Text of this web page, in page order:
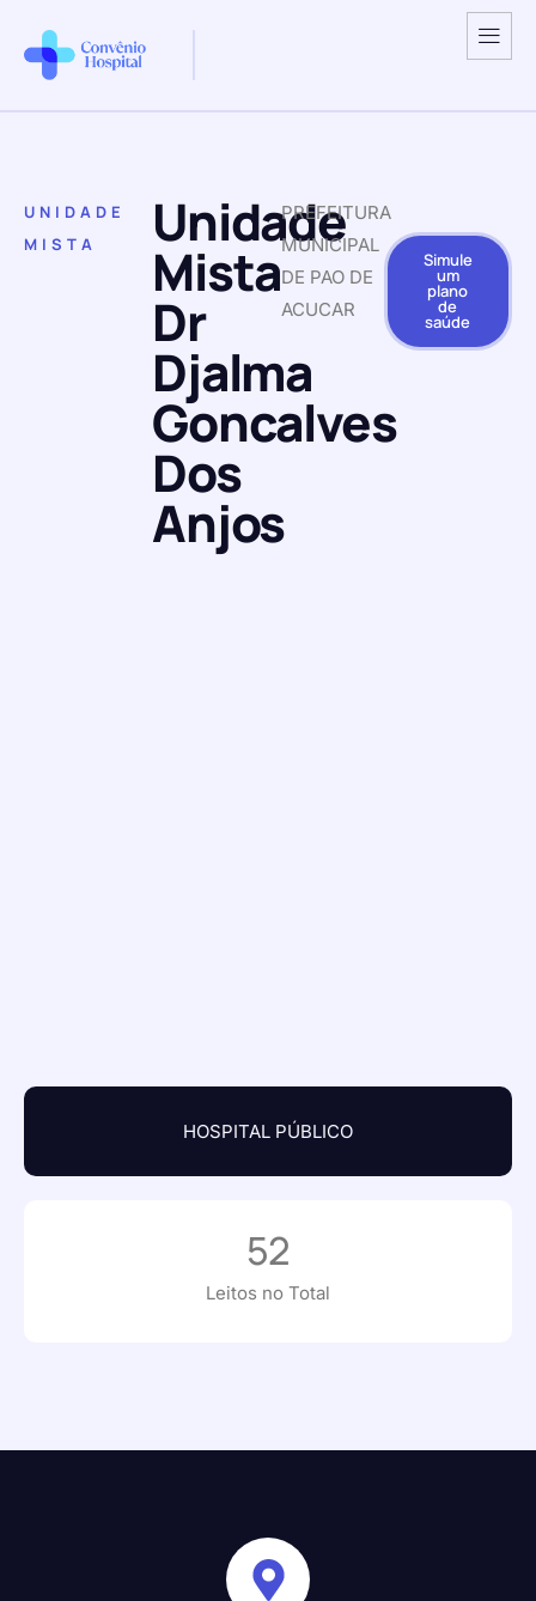
UNIDADE
MISTA
Unidade
Mista
Dr
Djalma
Goncalves
Dos
Anjos
PREFEITURA
MUNICIPAL
DE PAO DE
ACUCAR
Simule
um
plano
de
saúde
HOSPITAL PÚBLICO
Leitos no Total
52